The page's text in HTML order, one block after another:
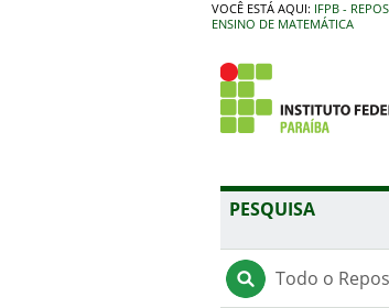
VOCÊ ESTÁ AQUI: IFPB -
ENSINO DE MATEMÁTICA
PESQUISA
Todo o